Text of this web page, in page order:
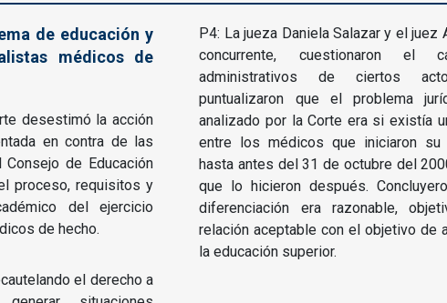
de educación y
médicos de
desestimó la acción
en contra de las
de Educación
proceso, requisitos y
del ejercicio
de hecho.
el derecho a
P4: La jueza Daniela Salazar y el juez
concurrente, cuestionaron el
administrativos de ciertos
puntualizaron que el problema
analizado por la Corte era si existía
entre los médicos que iniciaron su
hasta antes del 31 de octubre del
que lo hicieron después.
diferenciación era razonable,
relación aceptable con el objetivo de
la educación superior.